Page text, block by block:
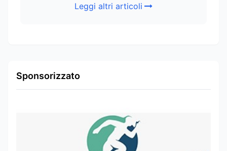
Leggi altri articoli
Sponsorizzato